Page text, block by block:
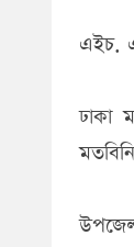
এইচ.
ঢাকা